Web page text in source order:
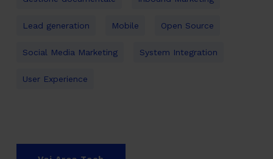
Lead generation Mobile Open Source
Social Media Marketing System Integration
User Experience